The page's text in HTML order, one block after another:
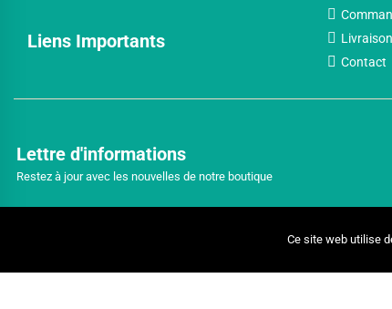
Liens Importants
Livraison
Contact
Lettre d'informations
Restez à jour avec les nouvelles de notre boutique
Ce site web utilise